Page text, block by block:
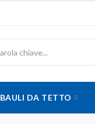
BAULI DA TETTO